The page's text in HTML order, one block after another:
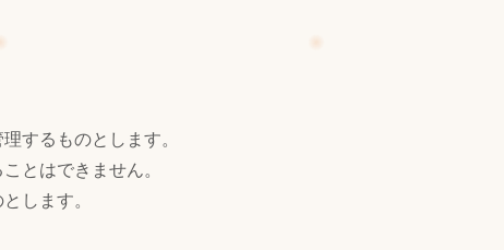
するものとします。
とはできません。
します。